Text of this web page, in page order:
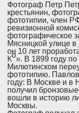
Фотограф Петр
крестьянин,
фототипии, член
ревизионной
фотографическое
Мясницкой улице в
он 10 лет
Ко». В 1899 году
Милютинском
фототипию. Павлов
году: В Москве и в
получил
вошли в историю
Москвы.